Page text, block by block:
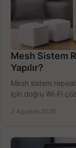
Mesh Sistem
Yapılır?
Mesh sistem
için doğru Wi-Fi
3 Ağustos 2026